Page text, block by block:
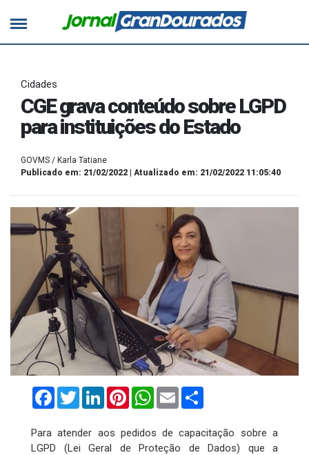
Cidades
CGE grava conteúdo sobre LGPD
para instituições do Estado
GOVMS / Karla Tatiane
Publicado em: 21/02/2022 | Atualizado em: 21/02/2022 11:05:40
FacebookTwitterLinkedInPinterestWhatsApp
Email
Para atender aos pedidos de capacitação sobre a
LGPD (Lei Geral de Proteção de Dados) que a